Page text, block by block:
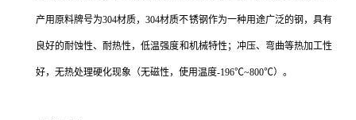
产用原料牌号为304材质，304材质不锈钢作为一种用途广泛的钢，具有
良好的耐蚀性、耐热性，低温强度和机械特性；冲压、弯曲等热加工性
好，无热处理硬化现象（无磁性，使用温度-196℃~800℃）。